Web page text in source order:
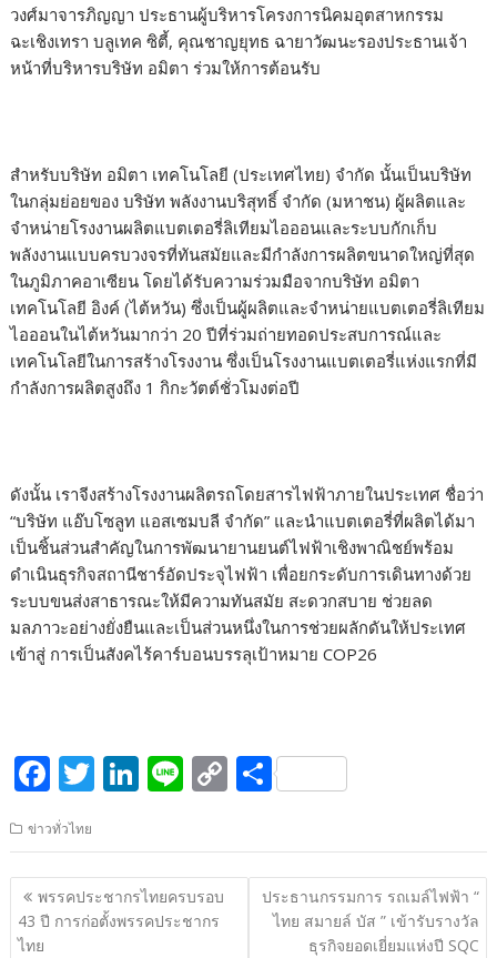
วงศ์มาจารภิญญา ประธานผู้บริหารโครงการนิคมอุตสาหกรรม
ฉะเชิงเทรา บลูเทค ซิตี้, คุณชาญยุทธ ฉายาวัฒนะรองประธานเจ้า
หน้าที่บริหารบริษัท อมิตา ร่วมให้การต้อนรับ
สำหรับบริษัท อมิตา เทคโนโลยี (ประเทศไทย) จำกัด นั้นเป็นบริษัท
ในกลุ่มย่อยของ บริษัท พลังงานบริสุทธิ์ จำกัด (มหาชน) ผู้ผลิตและ
จำหน่ายโรงงานผลิตแบตเตอรี่ลิเทียมไอออนและระบบกักเก็บ
พลังงานแบบครบวงจรที่ทันสมัยและมีกำลังการผลิตขนาดใหญ่ที่สุด
ในภูมิภาคอาเซียน โดยได้รับความร่วมมือจากบริษัท อมิตา
เทคโนโลยี อิงค์ (ไต้หวัน) ซึ่งเป็นผู้ผลิตและจำหน่ายแบตเตอรี่ลิเทียม
ไอออนในไต้หวันมากว่า 20 ปีที่ร่วมถ่ายทอดประสบการณ์และ
เทคโนโลยีในการสร้างโรงงาน ซึ่งเป็นโรงงานแบตเตอรี่แห่งแรกที่มี
กำลังการผลิตสูงถึง 1 กิกะวัตต์ชั่วโมงต่อปี
ดังนั้น เราจีงสร้างโรงงานผลิตรถโดยสารไฟฟ้าภายในประเทศ ชื่อว่า
“บริษัท แอ๊บโซลูท แอสเซมบลี จำกัด” และนำแบตเตอรี่ที่ผลิตได้มา
เป็นชิ้นส่วนสำคัญในการพัฒนายานยนต์ไฟฟ้าเชิงพาณิชย์พร้อม
ดำเนินธุรกิจสถานีชาร์อัดประจุไฟฟ้า เพื่อยกระดับการเดินทางด้วย
ระบบขนส่งสาธารณะให้มีความทันสมัย สะดวกสบาย ช่วยลด
มลภาวะอย่างยั่งยืนและเป็นส่วนหนึ่งในการช่วยผลักดันให้ประเทศ
เข้าสู่ การเป็นสังคไร้คาร์บอนบรรลุเป้าหมาย COP26
F
ac
e
b
o
T
itt
er
Li
k
e
dI
Li
e
C
p
y
S
ar
e
ข่าวทั่วไทย
แนะแนว
เรื่อง
พรรคประชากรไทยครบรอบ
43 ปี การก่อตั้งพรรคประชากร
ไทย
ประธานกรรมการ รถเมล์ไฟฟ้า “
ไทย สมายล์ บัส ” เข้ารับรางวัล
ธุรกิจยอดเยี่ยมแห่งปี SQC